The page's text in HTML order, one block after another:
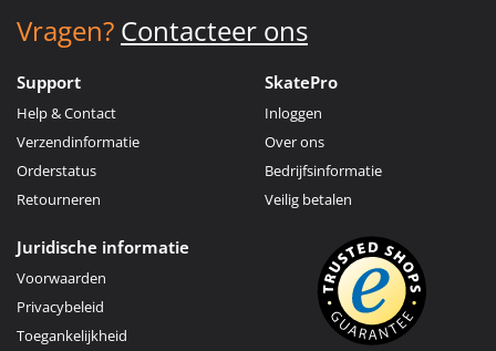
Vragen? Contacteer ons
Support
Help & Contact
Verzendinformatie
Orderstatus
Retourneren
SkatePro
Inloggen
Over ons
Bedrijfsinformatie
Veilig betalen
Juridische informatie
Voorwaarden
Privacybeleid
Toegankelijkheid